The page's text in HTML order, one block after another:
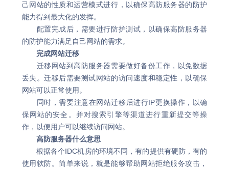
己网站的性质和运营模式进行，以确保高防服务器的防护
能力得到最大化的发挥。
配置完成后，需要进行防护测试，以确保高防服务器
的防护能力满足自己网站的需求。
完成网站迁移
迁移网站到高防服务器需要做好备份工作，以免数据
丢失。迁移后需要测试网站的访问速度和稳定性，以确保
网站可以正常使用。
同时，需要注意在网站迁移后进行IP更换操作，以确
保网站的安全。并对搜索引擎等渠道进行重新提交等操
作，以便用户可以继续访问网站。
高防服务器什么意思
根据各个IDC机房的环境不同，有的提供有硬防，有的
使用软防。简单来说，就是能够帮助网站拒绝服务攻击，